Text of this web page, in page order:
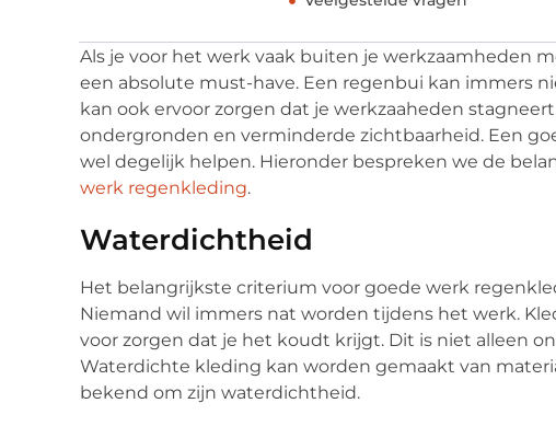
Als je voor het werk vaak buiten je werkzaamheden
een absolute must-have. Een regenbui kan immers
kan ook ervoor zorgen dat je werkzaaheden
ondergronden en verminderde zichtbaarheid. Een
wel degelijk helpen. Hieronder bespreken we de
werk regenkleding.
Waterdichtheid
Het belangrijkste criterium voor goede werk
Niemand wil immers nat worden tijdens het werk.
voor zorgen dat je het koudt krijgt. Dit is niet alleen
Waterdichte kleding kan worden gemaakt van
bekend om zijn waterdichtheid.